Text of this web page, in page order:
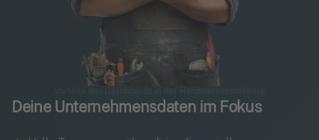
Deine Unternehmensdaten im Fokus